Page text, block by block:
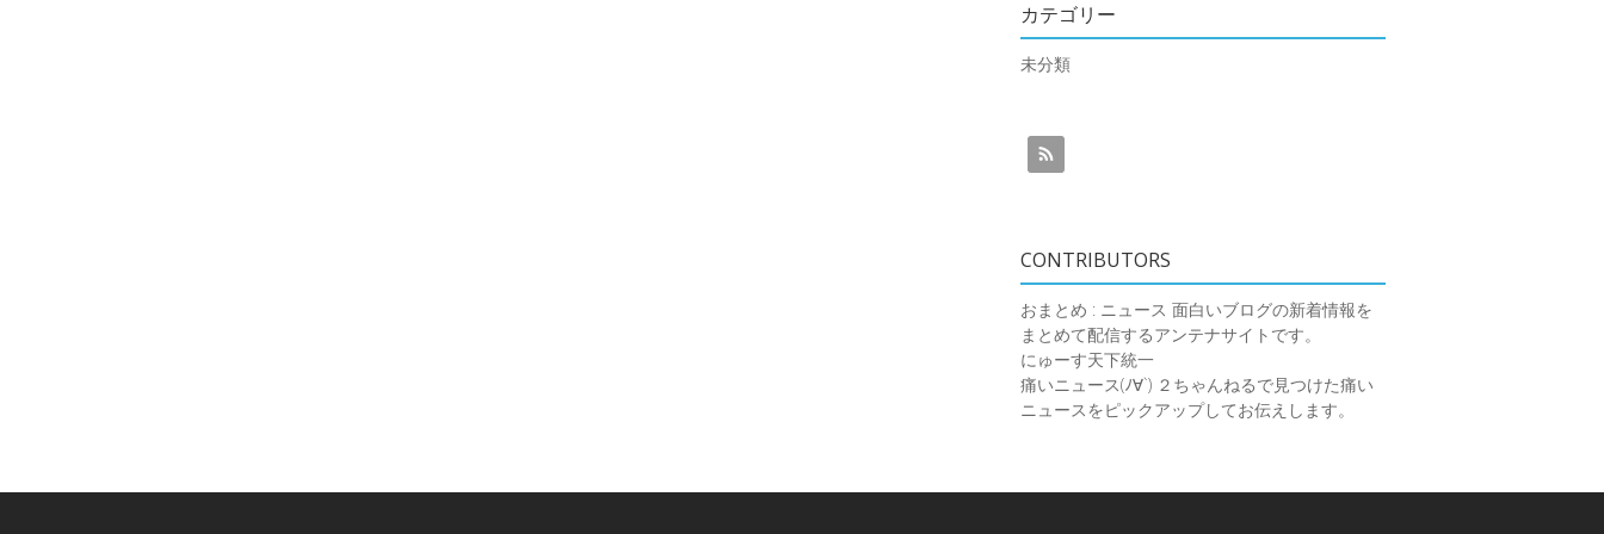
カテゴリー
未分類
CONTRIBUTORS
おまとめ : ニュース 面白いブログの新着情報を
まとめて配信するアンテナサイトです。
にゅーす天下統一
痛いニュース(ﾉ∀`) ２ちゃんねるで見つけた痛い
ニュースをピックアップしてお伝えします。